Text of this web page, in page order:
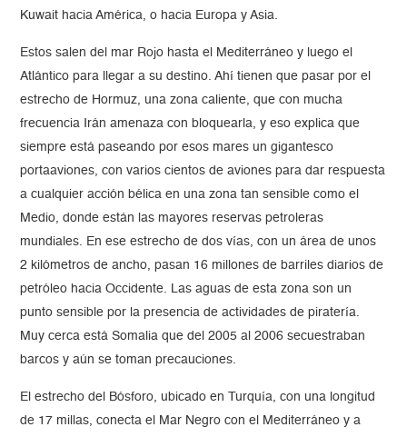
Kuwait hacia América, o hacia Europa y Asia.
Estos salen del mar Rojo hasta el Mediterráneo y luego el
Atlántico para llegar a su destino. Ahí tienen que pasar por el
estrecho de Hormuz, una zona caliente, que con mucha
frecuencia Irán amenaza con bloquearla, y eso explica que
siempre está paseando por esos mares un gigantesco
portaaviones, con varios cientos de aviones para dar respuesta
a cualquier acción bélica en una zona tan sensible como el
Medio, donde están las mayores reservas petroleras
mundiales. En ese estrecho de dos vías, con un área de unos
2 kilómetros de ancho, pasan 16 millones de barriles diarios de
petróleo hacia Occidente. Las aguas de esta zona son un
punto sensible por la presencia de actividades de piratería.
Muy cerca está Somalia que del 2005 al 2006 secuestraban
barcos y aún se toman precauciones.
El estrecho del Bósforo, ubicado en Turquía, con una longitud
de 17 millas, conecta el Mar Negro con el Mediterráneo y a